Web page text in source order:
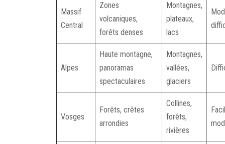
Massif
Central
Zones
volcaniques,
forêts denses
Montagnes,
plateaux,
lacs
Alpes
Haute montagne,
panoramas
spectaculaires
Montagnes,
vallées,
glaciers
Vosges
Forêts, crêtes
arrondies
Collines,
forêts,
rivières